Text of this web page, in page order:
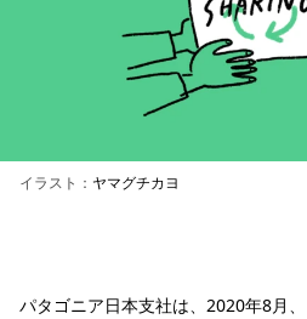
イラスト： ヤマグチカヨ
パタゴニア日本支社は、2020年8月、